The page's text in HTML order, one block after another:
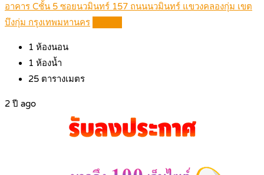
อาคาร Cชั้น 5 ซอยนวมินทร์ 157 ถนนนวมินทร์ แขวงคลองกุ่ม เขต
บึงกุ่ม กรุงเทพมหานคร
1 ห้องนอน
1 ห้องน้ำ
25 ตารางเมตร
2 ปี ago